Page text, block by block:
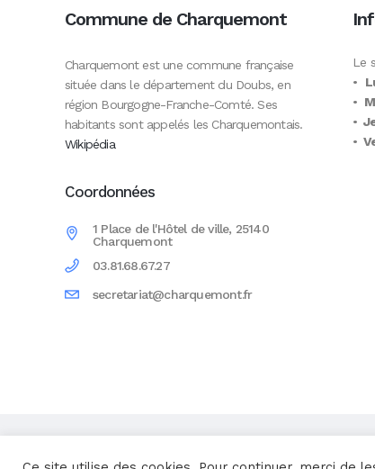
Commune de Charquemont
Charquemont est une commune française
située dans le département du Doubs, en
région Bourgogne-Franche-Comté. Ses
habitants sont appelés les Charquemontais.
Wikipédia
Coordonnées
1 Place de l'Hôtel de ville, 25140
Charquemont
03.81.68.67.27
secretariat@charquemont.fr
Le
•
•
•
•